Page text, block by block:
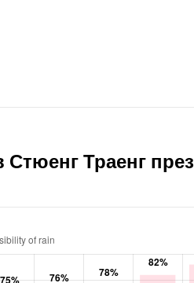
Траенг през